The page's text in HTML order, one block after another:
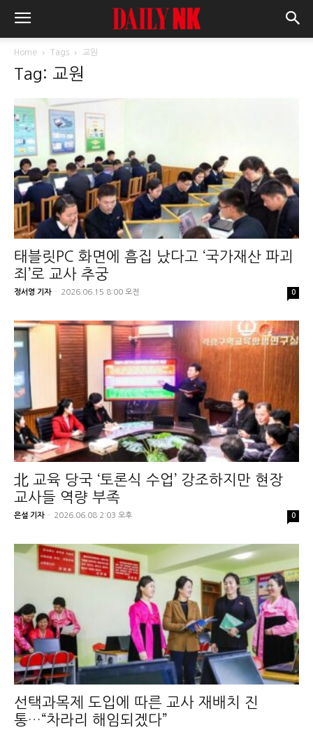
Home Tags 교원
Tag: 교원
태블릿PC 화면에 흠집 났다고 ‘국가재산 파괴
죄’로 교사 추궁
정서영 기자 - 2026.06.15 8:00 오전 0
北 교육 당국 ‘토론식 수업’ 강조하지만 현장
교사들 역량 부족
은설 기자 - 2026.06.08 2:03 오후 0
선택과목제 도입에 따른 교사 재배치 진
통…“차라리 해임되겠다”